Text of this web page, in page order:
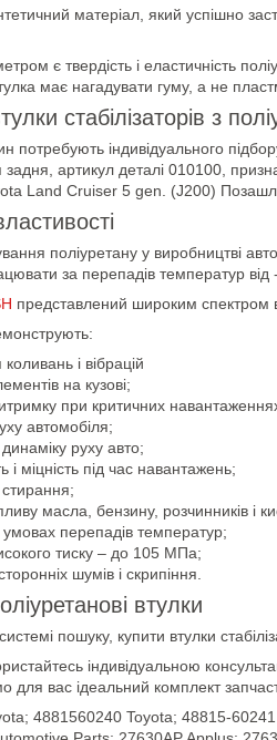
матеріал, який успішно
є твердість і еластичність
має нагадувати гуму, а не
стабілізаторів з
потребують індивідуального
задня, артикул деталі 010100,
Land Cruiser 5 gen. (J200)
поліуретану у виробництві
за перепадів температур
представлений широким спектром
і вібрацій
на кузові;
при критичних
автомобіля;
руху авто;
і міцність під час навантажень;
стирання;
масла, бензину, розчинників і
умовах перепадів температур;
тиску – до 105 МПа;
сторонніх шумів і скрипіння.
втулки
пошуку, купити втулки
індивідуальною
для вас ідеальний комплект
4881560240 Toyota; 48815-